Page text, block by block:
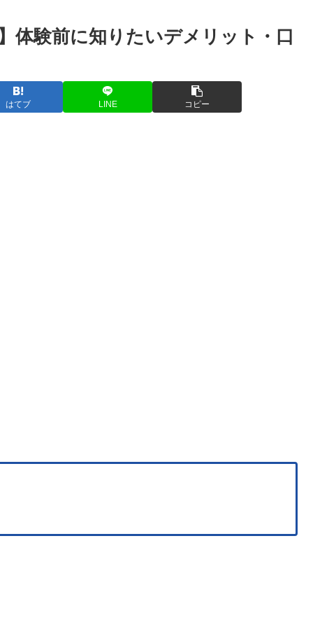
体験前に知りたいデメリット・口
はてブ LINE コピー